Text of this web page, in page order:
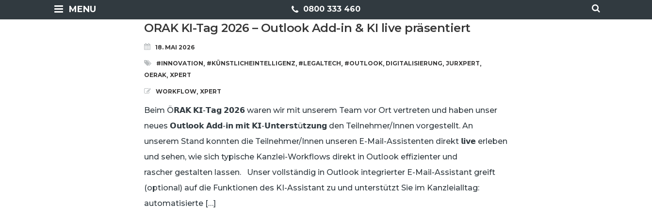
0800 333 460
MENU
ORAK KI-Tag 2026 – Outlook Add-in & KI live präsentiert
18. MAI 2026
#INNOVATION, #KÜNSTLICHEINTELLIGENZ, #LEGALTECH, #OUTLOOK, DIGITALISIERUNG, JURXPERT,
OERAK, XPERT
WORKFLOW, XPERT
Beim Ö𝗥𝗔𝗞 𝗞𝗜-𝗧𝗮𝗴 𝟮𝟬𝟮𝟲 waren wir mit unserem Team vor Ort vertreten und haben unser
neues 𝗢𝘂𝘁𝗹𝗼𝗼𝗸 𝗔𝗱𝗱-𝗶𝗻 𝗺𝗶𝘁 𝗞𝗜-𝗨𝗻𝘁𝗲𝗿𝘀𝘁ü𝘁𝘇𝘂𝗻𝗴 den Teilnehmer/Innen vorgestellt. An
unserem Stand konnten die Teilnehmer/Innen unseren E-Mail-Assistenten direkt 𝗹𝗶𝘃𝗲 erleben
und sehen, wie sich typische Kanzlei-Workflows direkt in Outlook effizienter und
rascher gestalten lassen. Unser vollständig in Outlook integrierter E-Mail-Assistant greift
(optional) auf die Funktionen des KI-Assistant zu und unterstützt Sie im Kanzleialltag:
automatisierte […]